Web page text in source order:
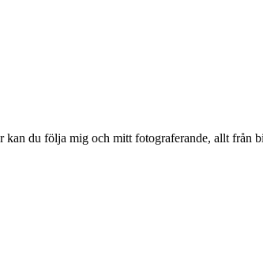
du följa mig och mitt fotograferande, allt från